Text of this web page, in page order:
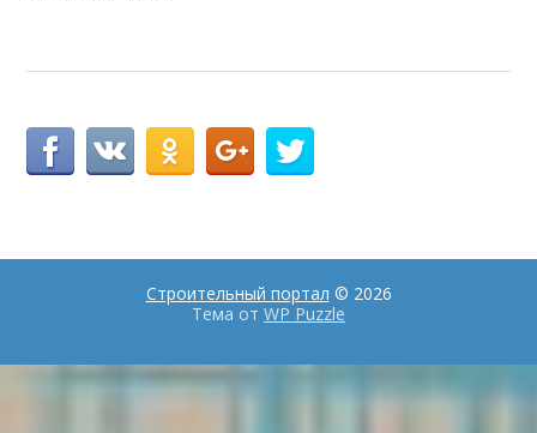
Строительный портал © 2026
Тема от WP Puzzle